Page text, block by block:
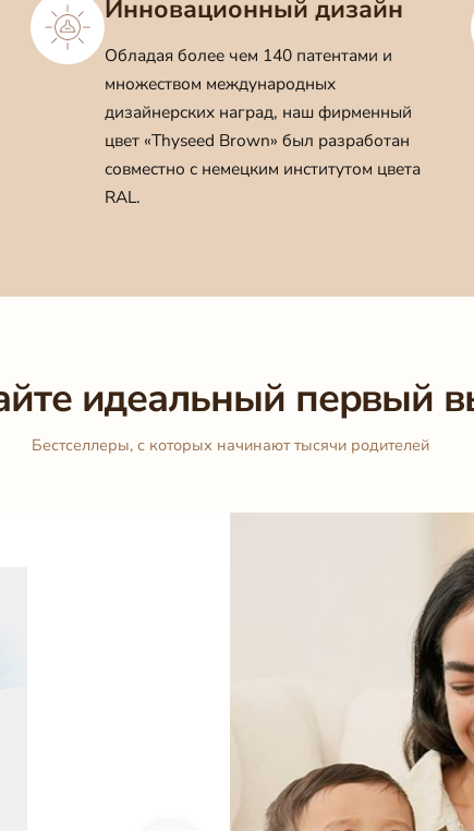
Инновационный дизайн
Обладая более чем 140 патентами и
множеством международных
дизайнерских наград, наш фирменный
цвет «Thyseed Brown» был разработан
совместно с немецким институтом цвета
RAL.
идеальный первый
Бестселлеры, с которых начинают тысячи родителей